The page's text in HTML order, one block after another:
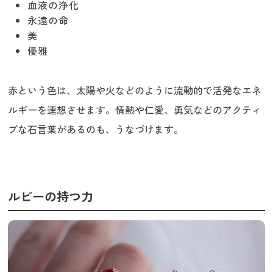
血液の浄化
永遠の命
美
優雅
赤という色は、太陽や火などのように流動的で活発なエネ
ルギーを連想させます。情熱や仁愛、勇気などのアクティ
ブな石言葉があるのも、うなづけます。
ルビーの持つ力